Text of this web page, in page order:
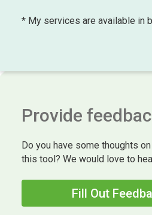
* My services are available in
Provide
Do you have some thoughts
this tool? We would love to
Fill Out